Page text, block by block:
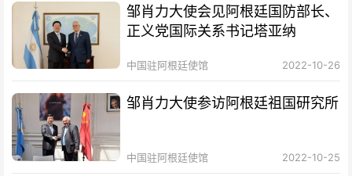
邹肖力大使会见阿根廷国防部长、
正义党国际关系书记塔亚纳
中国驻阿根廷使馆 2022-10-26
邹肖力大使参访阿根廷祖国研究所
中国驻阿根廷使馆 2022-10-25